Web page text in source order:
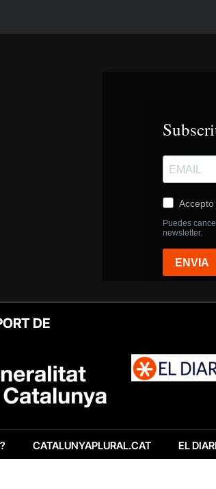
DE
CATALUNYAPLURAL.CAT EL